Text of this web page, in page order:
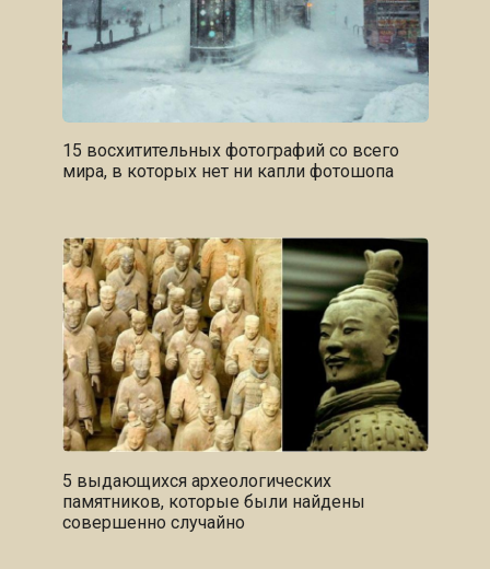
15 восхитительных фотографий со всего
мира, в которых нет ни капли фотошопа
5 выдающихся археологических
памятников, которые были найдены
совершенно случайно